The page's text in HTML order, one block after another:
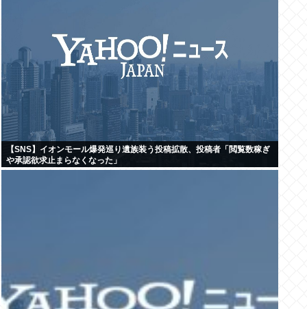
【SNS】イオンモール爆発巡り遺族装う投稿拡散、投稿者「閲覧数稼ぎ
や承認欲求止まらなくなった」